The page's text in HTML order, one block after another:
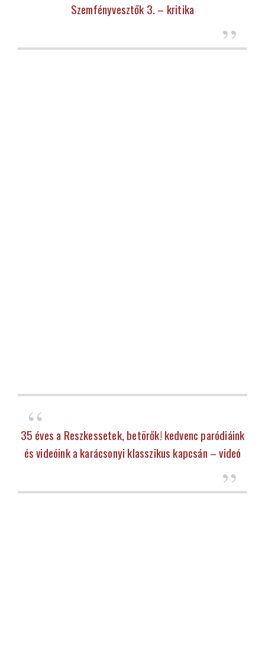
Szemfényvesztők 3. – kritika
35 éves a Reszkessetek, betörők! kedvenc paródiáink
és videóink a karácsonyi klasszikus kapcsán – videó